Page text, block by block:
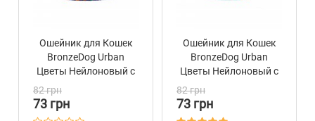
Ошейник для Кошек
BronzeDog Urban
Цветы Нейлоновый с
Пряжкой и
Колокольчиком
82 грн
73 грн
Ошейник для Кошек
BronzeDog Urban
Цветы Нейлоновый с
Пряжкой и
Колокольчиком
82 грн
73 грн